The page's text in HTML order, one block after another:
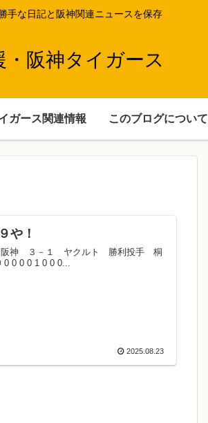
手な日記と阪神関連ニュースを保存
・阪神タイガース
ガース関連情報 このブログについて
や！
阪神 ３－１ ヤクルト 勝利投手 桐
0 0 0 1 0 0 0...
2025.08.23